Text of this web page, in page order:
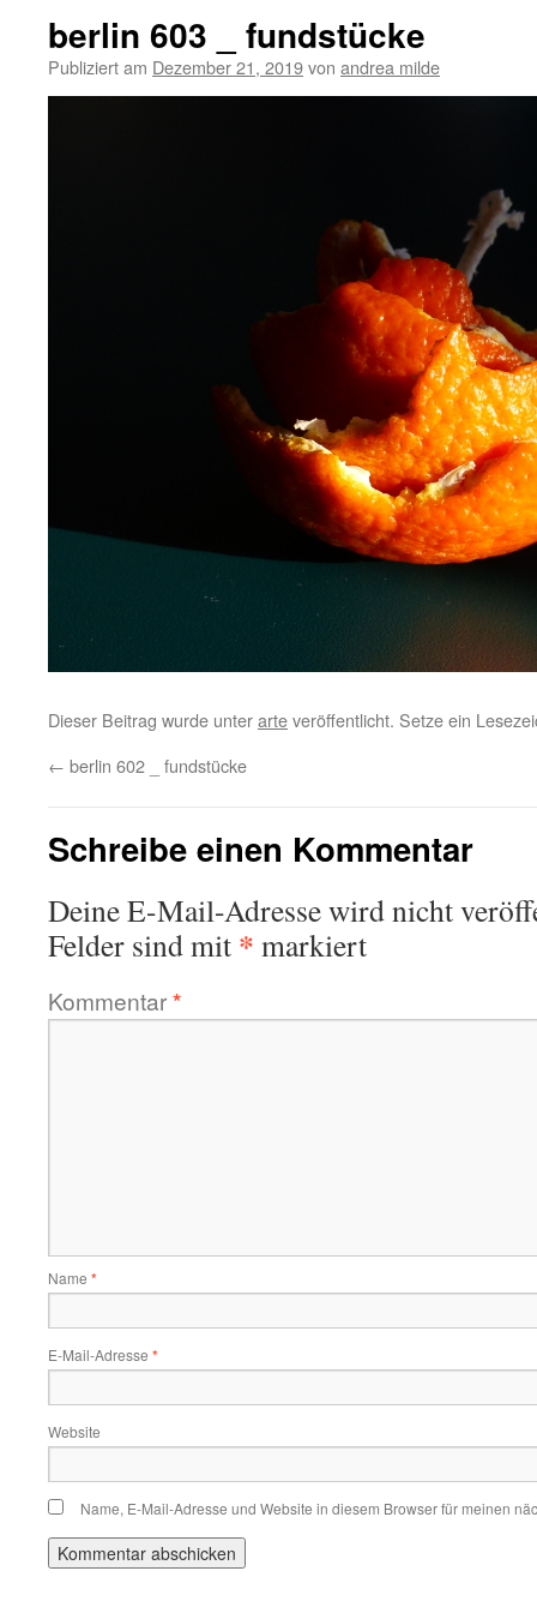
berlin 603 _ fundstücke
Publiziert am Dezember 21, 2019von andrea milde
Dieser Beitrag wurde unterarteveröffentlicht. Setze ein
← berlin 602 _ fundstücke
Schreibe einen Kommentar
Deine E-Mail-Adresse wird nicht
Felder sind mit * markiert
Kommentar*
Name *
E-Mail-Adresse *
Website
Name, E-Mail-Adresse und Website in diesem Browser für meinen